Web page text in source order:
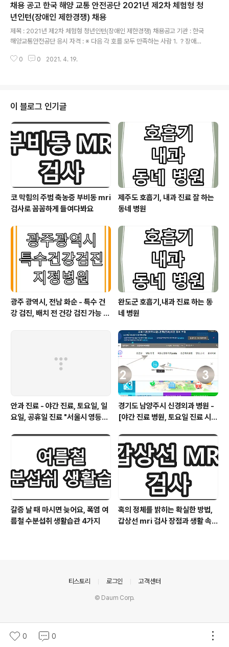
정기시험 성적(어학성적 종류 중 한 개의 성적만 제출) - 조회 확인이 불가한 성
적 및 국외시험 성적은 불인정 ㅇ 공무직(환경미화직) : 고령자우선고용 정책에
따라 채용예정..
채용 공고 한국 해양 교통 안전공단 2021년 제2차 체험형 청
년인턴(장애인 제한경쟁) 채용
제목 : 2021년 제2차 체험형 청년인턴(장애인 제한경쟁) 채용공고 기관 : 한국
해양교통안전공단 응시 자격 : ※ 다음 각 호를 모두 만족하는 사람 1. ？장애인
세 이상 만 34세 이하 * ？청년고용촉진 특별법 시행령？ 제2조(청년의 나이)
후 증빙서류를 통해 확인 예정 * 우리 공단의 인턴 경력이 2회 이상인 경우 재응
시 불가 5. 임용예정일부터 근무 가능한 자 6. 공단 인사관리규..
0 0 2021. 4. 19.
이 블로그 인기글
코 막힘의 주범 축농증 부비동 mri
검사로 꼼꼼하게 들여다봐요
제주도 호흡기, 내과 진료 잘 하는
동네 병원
광주 광역시, 전남 화순 - 특수 건
강 검진, 배치 전 건강 검진 가능 병
완도군 호흡기,내과 진료 하는 동
네 병원
안과 진료 - 야간 진료, 토요일, 일
요일, 공휴일 진료 "서울시 영등포
경기도 남양주시 신경외과 병원 -
[야간 진료 병원, 토요일 진료 시
갈증 날 때 마시면 늦어요, 폭염 여
름철 수분섭취 생활습관 4가지
혹의 정체를 밝히는 확실한 방법,
갑상선 mri 검사 장점과 생활 속
0 0
티스토리 로그인 고객센터
© Daum Corp.